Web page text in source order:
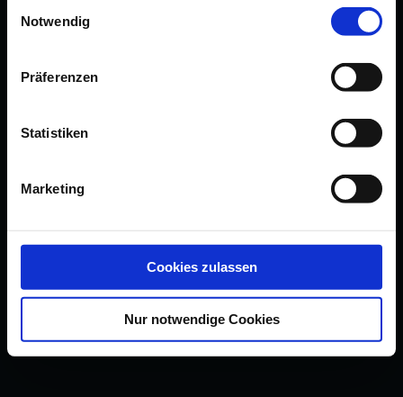
Notwendig
Präferenzen
Statistiken
Marketing
Cookies zulassen
Nur notwendige Cookies